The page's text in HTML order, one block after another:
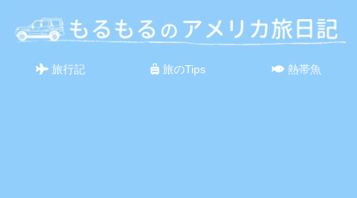
旅行記 旅のTips 熱帯魚